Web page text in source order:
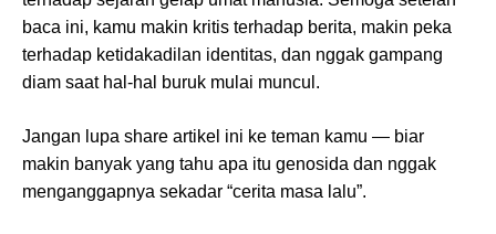
baca ini, kamu makin kritis terhadap berita, makin peka
terhadap ketidakadilan identitas, dan nggak gampang
diam saat hal-hal buruk mulai muncul.
Jangan lupa share artikel ini ke teman kamu — biar
makin banyak yang tahu apa itu genosida dan nggak
menganggapnya sekadar “cerita masa lalu”.